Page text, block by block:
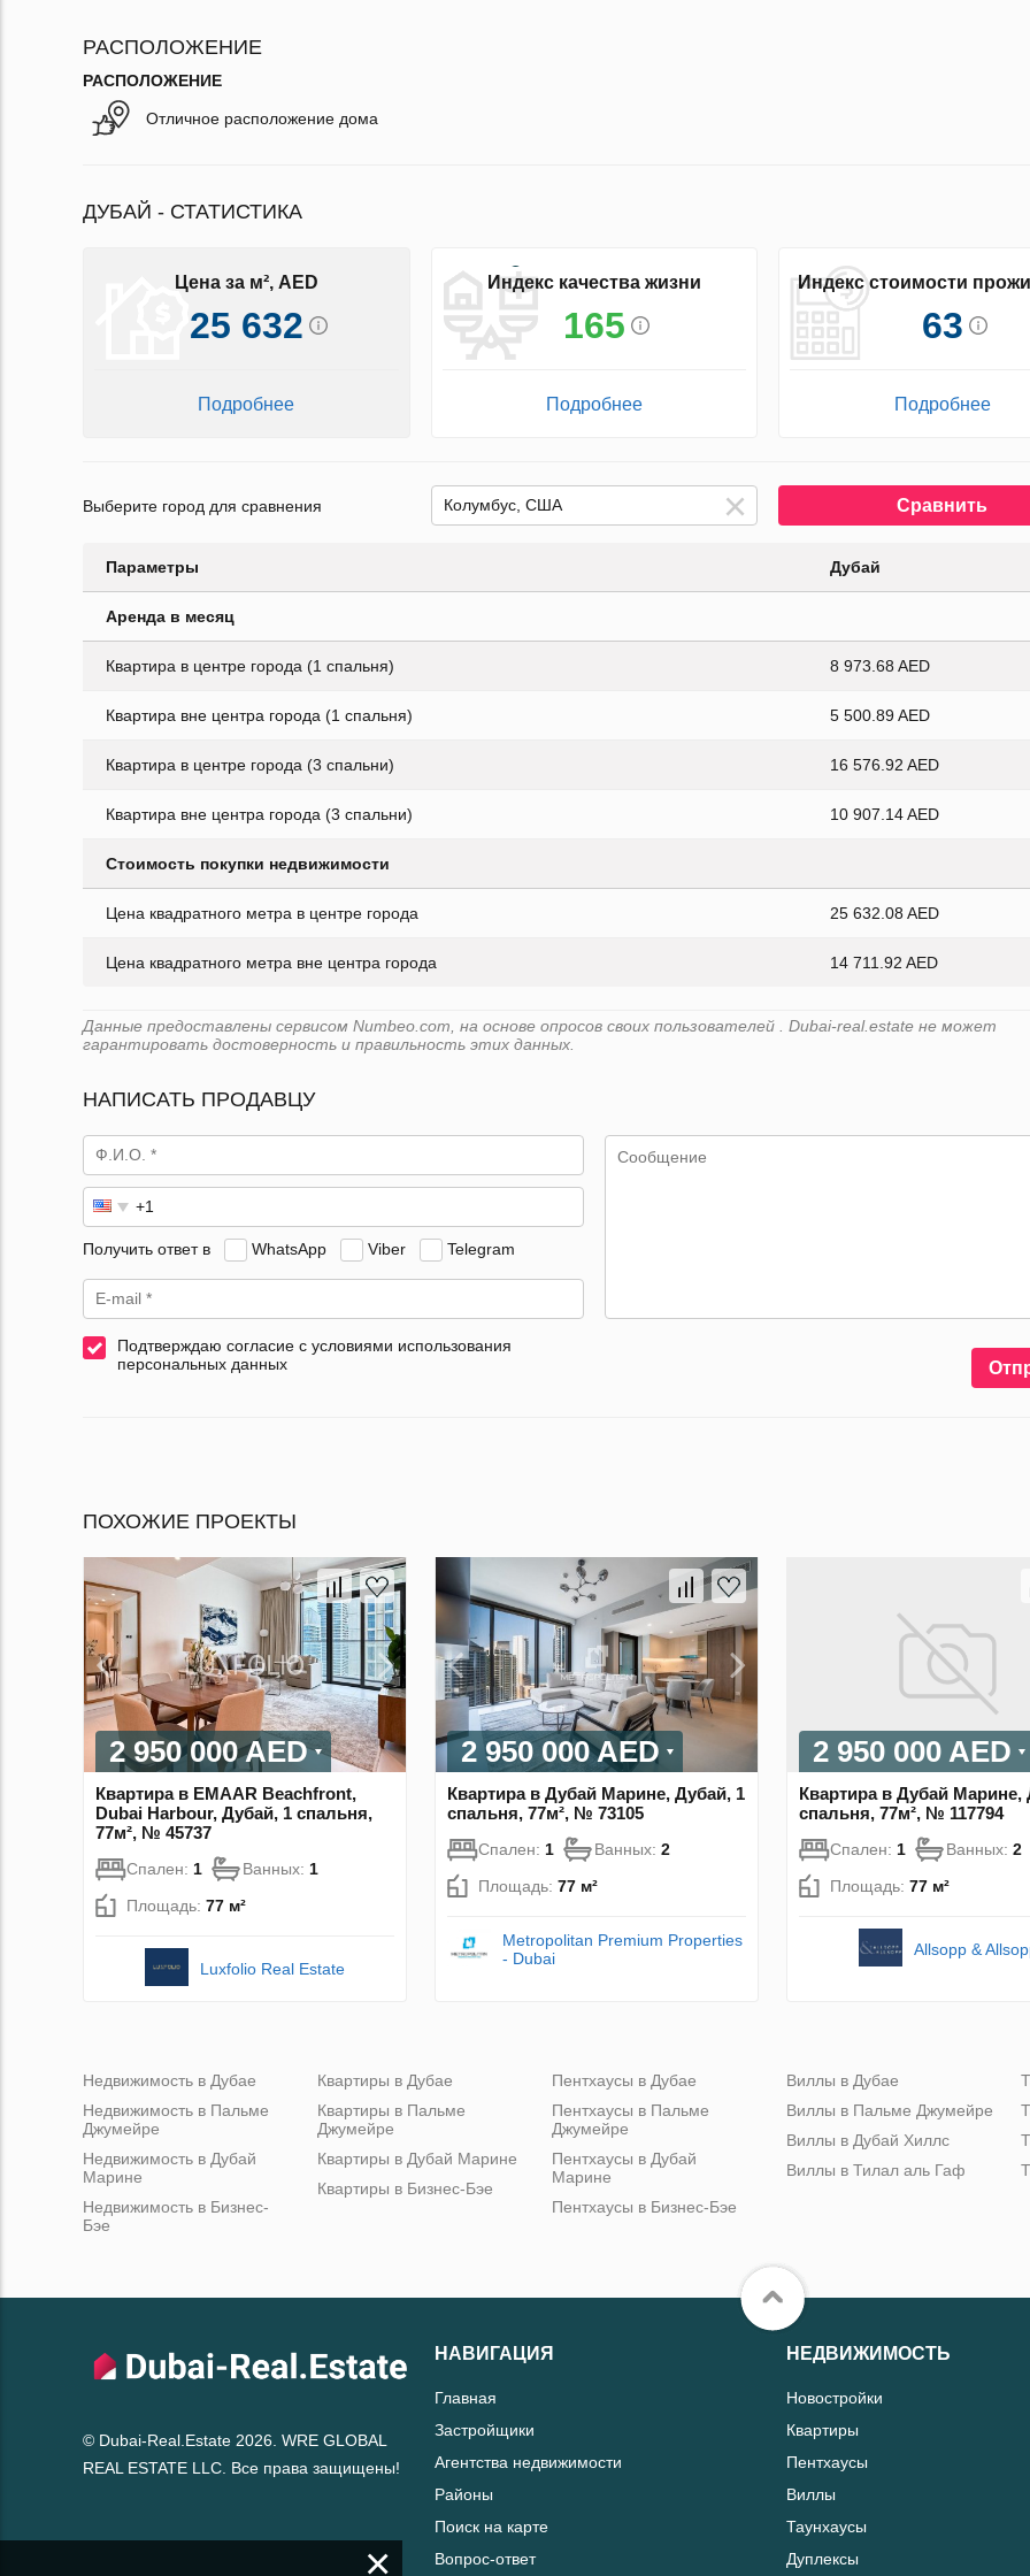
РАСПОЛОЖЕНИЕ
РАСПОЛОЖЕНИЕ
Отличное расположение дома
ДУБАЙ - СТАТИСТИКА
Цена за м², AED
25 632
Подробнее
Индекс качества жизни
165
Подробнее
Индекс стоимости
63
Подробнее
Выберите город для сравнения Сравнить
Параметры Дубай
Аренда в месяц
Квартира в центре города (1 спальня) 8 973.68 AED
Квартира вне центра города (1 спальня) 5 500.89 AED
Квартира в центре города (3 спальни) 16 576.92 AED
Квартира вне центра города (3 спальни) 10 907.14 AED
Стоимость покупки недвижимости
Цена квадратного метра в центре города 25 632.08 AED
Цена квадратного метра вне центра города 14 711.92 AED
Данные предоставлены сервисом Numbeo.com, на основе опросов своих пользователей . Dubai-real.estate не может
гарантировать достоверность и правильность этих данных.
НАПИСАТЬ ПРОДАВЦУ
Получить ответ в WhatsApp Viber Telegram
Подтверждаю согласие с условиями использования
персональных данных
ПОХОЖИЕ ПРОЕКТЫ
2 950 000 AED
Квартира в EMAAR Beachfront,
Dubai Harbour, Дубай, 1 спальня,
77м², № 45737
Спален: 1 Ванных: 1
Площадь: 77 м²
Luxfolio Real Estate
2 950 000 AED
Квартира в Дубай Марине, Дубай, 1
спальня, 77м², № 73105
Спален: 1 Ванных: 2
Площадь: 77 м²
Metropolitan Premium Properties
- Dubai
2 950 000 AED
Квартира в Дубай Марине,
спальня, 77м², № 117794
Спален: 1 Ванных: 2
Площадь: 77 м²
Allsopp &
Недвижимость в Дубае
Недвижимость в Пальме
Джумейре
Недвижимость в Дубай
Марине
Недвижимость в Бизнес-
Бэе
Квартиры в Дубае
Квартиры в Пальме
Джумейре
Квартиры в Дубай Марине
Квартиры в Бизнес-Бэе
Пентхаусы в Дубае
Пентхаусы в Пальме
Джумейре
Пентхаусы в Дубай
Марине
Пентхаусы в Бизнес-Бэе
Виллы в Дубае
Виллы в Пальме Джумейре
Виллы в Дубай Хиллс
Виллы в Тилал аль Гаф
© Dubai-Real.Estate 2026. WRE GLOBAL
REAL ESTATE LLC. Все права защищены!
НАВИГАЦИЯ
Главная
Застройщики
Агентства недвижимости
Районы
Поиск на карте
Вопрос-ответ
НЕДВИЖИМОСТЬ
Новостройки
Квартиры
Пентхаусы
Виллы
Таунхаусы
Дуплексы
×